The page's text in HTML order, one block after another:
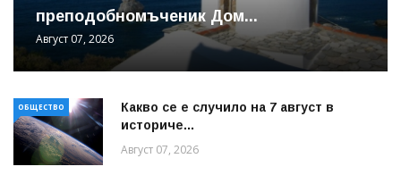
преподобномъченик Дом...
Август 07, 2026
ОБЩЕСТВО
Какво се е случило на 7 август в
историче...
Август 07, 2026